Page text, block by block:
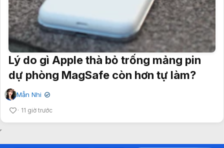
Lý do gì Apple thà bỏ trống mảng pin
dự phòng MagSafe còn hơn tự làm?
Mẫn Nhi ✔
11 giờ trước